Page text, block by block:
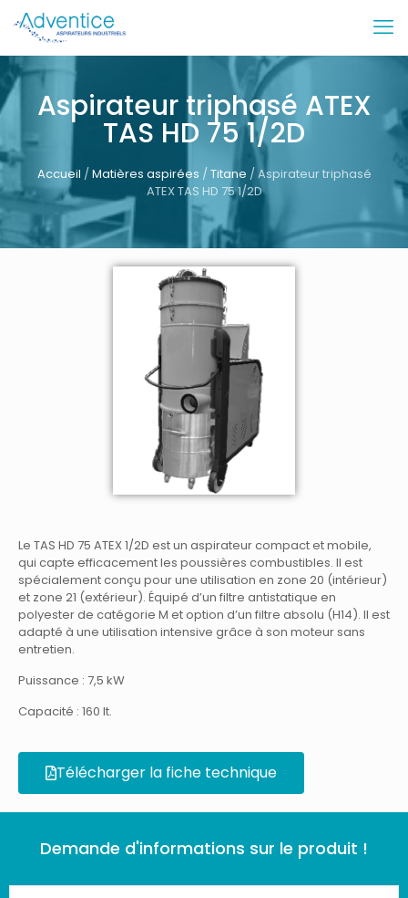
Aspirateur triphasé ATEX
TAS HD 75 1/2D
Accueil /Matières aspirées /Titane / Aspirateur triphasé
ATEX TAS HD 75 1/2D
Le TAS HD 75 ATEX 1/2D est un aspirateur compact et mobile,
qui capte efficacement les poussières combustibles. Il est
spécialement conçu pour une utilisation en zone 20 (intérieur)
et zone 21 (extérieur). Équipé d’un filtre antistatique en
polyester de catégorie M et option d’un filtre absolu (H14). Il est
adapté à une utilisation intensive grâce à son moteur sans
entretien.
Puissance : 7,5 kW
Capacité : 160 It.
Télécharger la fiche technique
Demande d'informations sur le produit !